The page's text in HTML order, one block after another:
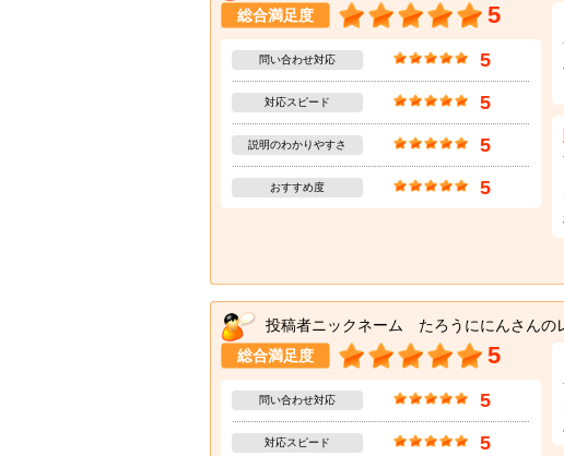
総合満足度 5
問い合わせ対応 5
対応スピード 5
説明のわかりやすさ 5
おすすめ度 5
投稿者ニックネーム たろうににんさんの
総合満足度 5
問い合わせ対応 5
対応スピード 5